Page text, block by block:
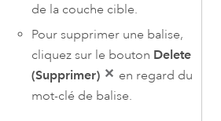
de la couche cible.
Pour supprimer une balise,
cliquez sur le bouton Delete
(Supprimer)
en regard du
mot-clé de balise.